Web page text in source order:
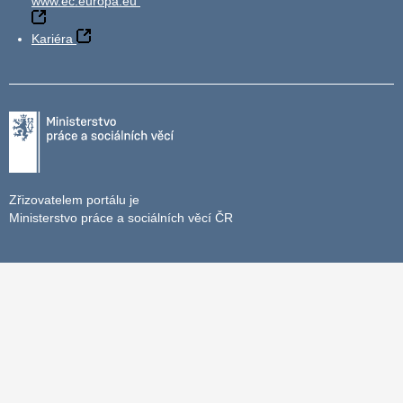
Kariéra
Zřizovatelem portálu je
Ministerstvo práce a sociálních věcí ČR